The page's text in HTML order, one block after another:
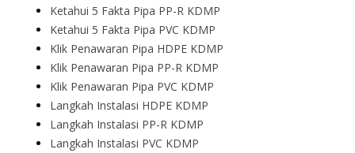
Ketahui 5 Fakta Pipa PP-R KDMP
Ketahui 5 Fakta Pipa PVC KDMP
Klik Penawaran Pipa HDPE KDMP
Klik Penawaran Pipa PP-R KDMP
Klik Penawaran Pipa PVC KDMP
Langkah Instalasi HDPE KDMP
Langkah Instalasi PP-R KDMP
Langkah Instalasi PVC KDMP